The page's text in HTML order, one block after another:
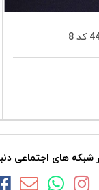
شبکه های اجتماعی